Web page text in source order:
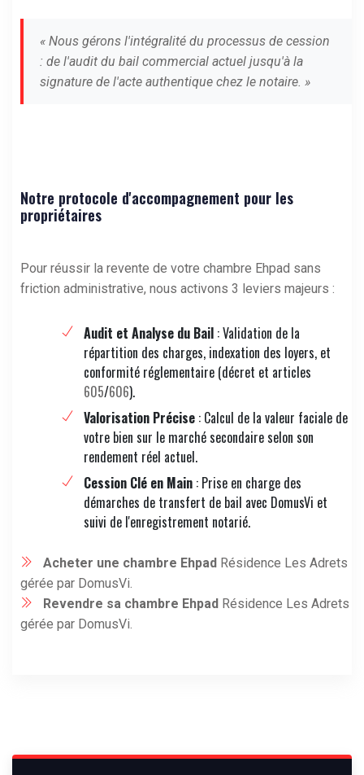
« Nous gérons l'intégralité du processus de cession
: de l'audit du bail commercial actuel jusqu'à la
signature de l'acte authentique chez le notaire. »
Notre protocole d'accompagnement pour les
propriétaires
Pour réussir la revente de votre chambre Ehpad sans
friction administrative, nous activons 3 leviers majeurs :
Audit et Analyse du Bail : Validation de la
répartition des charges, indexation des loyers, et
conformité réglementaire (décret et articles
605/606).
Valorisation Précise : Calcul de la valeur faciale de
votre bien sur le marché secondaire selon son
rendement réel actuel.
Cession Clé en Main : Prise en charge des
démarches de transfert de bail avec DomusVi et
suivi de l'enregistrement notarié.
Acheter une chambre Ehpad Résidence Les Adrets
gérée par DomusVi.
Revendre sa chambre Ehpad Résidence Les Adrets
gérée par DomusVi.